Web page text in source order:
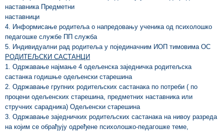
наставника Предметни
наставници
4. Информисање родитеља о напредовању ученика од психолошко
педагошке службе ПП служба
5. Индивидуални рад родитеља у појединачним ИОП тимовима ОС
РОДИТЕЉСКИ САСТАНЦИ
1. Одржавање најмање 4 одељенска заједничка родитељска
састанка годишње одељенски старешина
2. Одржавање групних родитељских састанака по потреби ( по
процени одељенских старешина, предметних наставника или
стручних сарадника) Одељенски старешина
3. Одржавање заједничких родитељских састанака на нивоу разреда
на којим се обрађују одређене психолошко-педагошке теме,